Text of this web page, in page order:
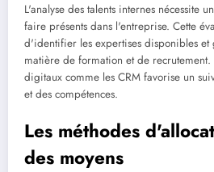
L'analyse des talents internes nécessite
faire présents dans l'entreprise. Cette
d'identifier les expertises disponibles et
matière de formation et de
digitaux comme les CRM favorise un
et des compétences.
Les méthodes
des moyens